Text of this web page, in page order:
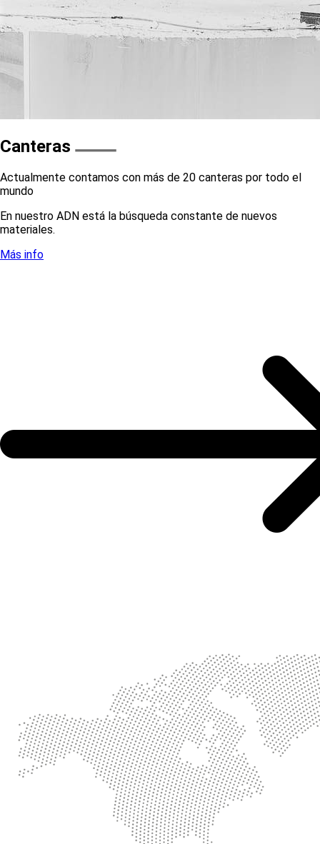
Canteras
Actualmente contamos con más de 20 canteras por todo el
mundo
En nuestro ADN está la búsqueda constante de nuevos
materiales.
Más info